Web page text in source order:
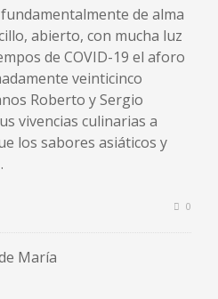
de alma
abierto, con mucha luz
de COVID-19 el aforo
veinticinco
Roberto y Sergio
vivencias culinarias a
los sabores asiáticos y
0